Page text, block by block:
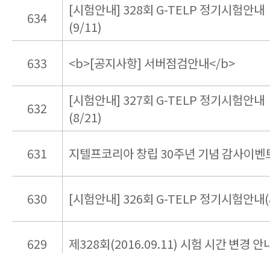
634
[시험안내] 328회 G-TELP 정기시험안내
(9/11)
633 <b>[공지사항] 서버점검안내</b>
632
[시험안내] 327회 G-TELP 정기시험안내
(8/21)
631 지텔프코리아 창립 30주년 기념 감사이벤
630 [시험안내] 326회 G-TELP 정기시험안
629 제328회(2016.09.11) 시험 시간 변경 안